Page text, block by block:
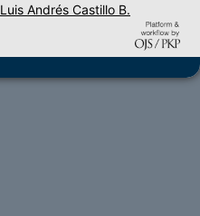
Luis Andrés Castillo B.